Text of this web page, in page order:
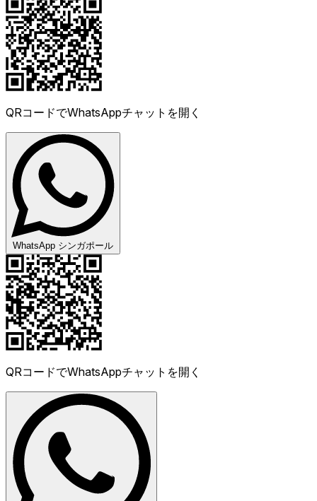
QRコードでWhatsAppチャットを開く
WhatsApp シンガポール
QRコードでWhatsAppチャットを開く